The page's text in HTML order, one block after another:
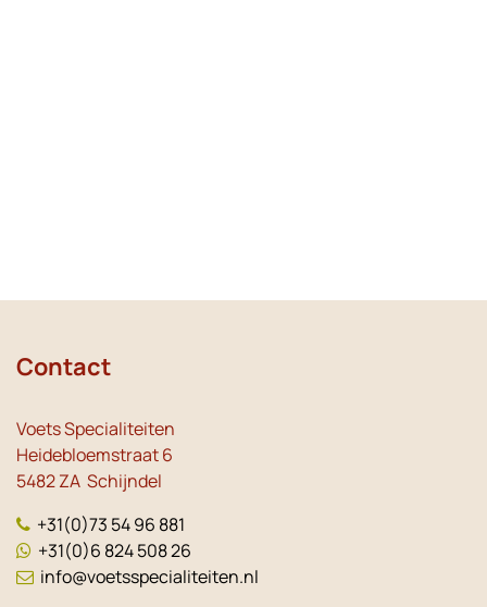
Contact
Voets Specialiteiten
Heidebloemstraat 6
5482 ZA Schijndel
+31(0)73 54 96 881
+31(0)6 824 508 26
info@voetsspecialiteiten.nl